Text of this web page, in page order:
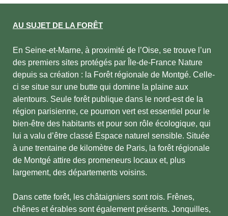
AU SUJET DE LA FORÊT
En Seine-et-Marne, à proximité de l’Oise, se trouve l’un
des premiers sites protégés par Île-de-France Nature
depuis sa création : la Forêt régionale de Montgé. Celle-
ci se situe sur une butte qui domine la plaine aux
alentours. Seule forêt publique dans le nord-est de la
région parisienne, ce poumon vert est essentiel pour le
bien-être des habitants et pour son rôle écologique, qui
lui a valu d’être classé Espace naturel sensible. Située
à une trentaine de kilomètre de Paris, la forêt régionale
de Montgé attire des promeneurs locaux et, plus
largement, des départements voisins.
Dans cette forêt, les châtaigniers sont rois. Frênes,
chênes et érables sont également présents. Jonquilles,